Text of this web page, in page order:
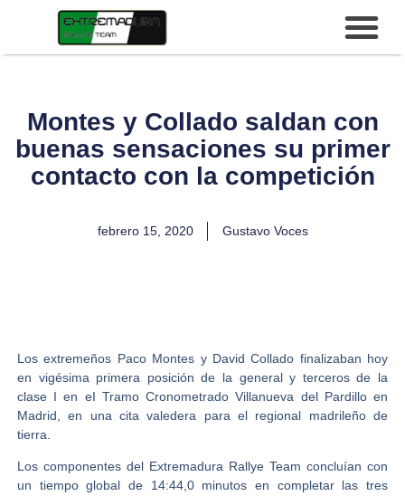
Montes y Collado saldan con
buenas sensaciones su primer
contacto con la competición
febrero 15, 2020 Gustavo Voces
Los extremeños Paco Montes y David Collado finalizaban hoy
en vigésima primera posición de la general y terceros de la
clase I en eI Tramo Cronometrado Villanueva del Pardilloen
Madrid, en una cita valedera para el regional madrileño de
tierra.
Los componentes del Extremadura Rallye Team concluían con
un tiempo global de 14:44,0 minutos en completar las tres